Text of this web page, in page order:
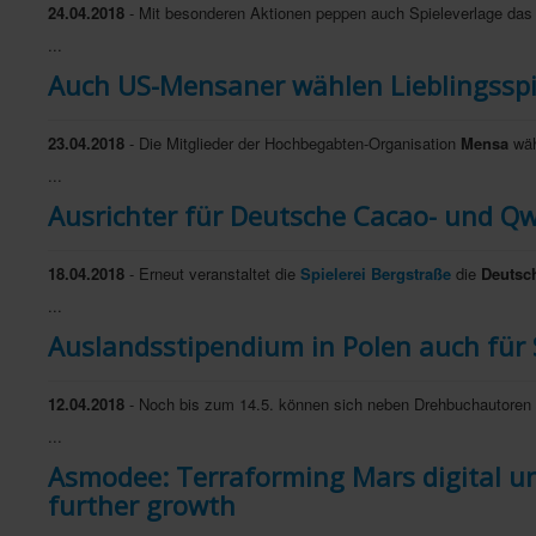
24.04.2018 - Mit besonderen Aktionen peppen auch Spieleverlage
...
Auch US-Mensaner wählen
23.04.2018 - Die Mitglieder der Hochbegabten-Organisation Mensa
...
Ausrichter für Deutsche Cacao- und
18.04.2018 - Erneut veranstaltet die Spielerei Bergstraße die
...
Auslandsstipendium in Polen auch für
12.04.2018 - Noch bis zum 14.5. können sich neben
...
Asmodee: Terraforming Mars digital
further growth